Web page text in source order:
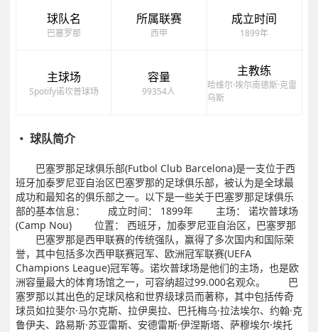
球队名
巴塞罗那
所属联赛
西甲
成立时间
1899年
主球场
Spotify诺坎普球场
容量
99354人
主教练
哈维尔·埃尔南德斯·克雷
乌斯
・ 球队简介
巴塞罗那足球俱乐部(Futbol Club Barcelona)是一支位于西
班牙加泰罗尼亚自治区巴塞罗那的足球俱乐部，被认为是全球最
成功和最知名的俱乐部之一。以下是一些关于巴塞罗那足球俱乐
部的基本信息： 成立时间： 1899年 主场： 诺坎普球场
(Camp Nou) 位置： 西班牙，加泰罗尼亚自治区，巴塞罗那
巴塞罗那是西甲联赛的传统强队，赢得了多次国内和国际荣
誉，其中包括多次西甲联赛冠军、欧洲冠军联赛(UEFA
Champions League)冠军等。诺坎普球场是他们的主场，也是欧
洲容量最大的体育场馆之一，可容纳超过99.000名观众。 巴
塞罗那以其出色的足球风格和世界级球员而著称，其中包括传奇
球员如拉斐尔·马尔克斯、拉伊奥拉、巴托梅乌·拉法埃尔、约翰·克
鲁伊夫、路易斯·苏亚雷斯、安德雷斯·伊涅斯塔、萨穆埃尔·埃托